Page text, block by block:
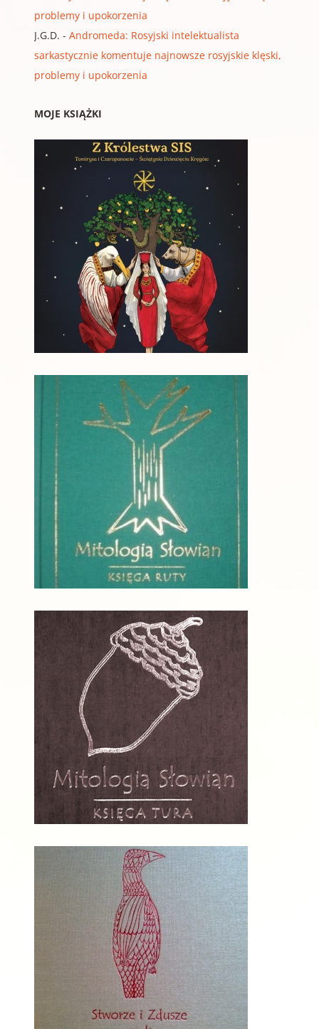
problemy i upokorzenia
J.G.D. - Andromeda: Rosyjski intelektualista
sarkastycznie komentuje najnowsze rosyjskie klęski,
problemy i upokorzenia
MOJE KSIĄŻKI